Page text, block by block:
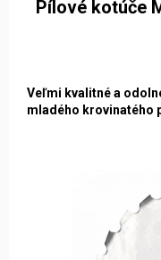
Pílové kotúče
Veľmi kvalitné a
mladého krovinatého